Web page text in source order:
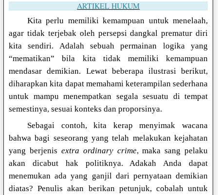
ARTIKEL HUKUM
Kita perlu memiliki kemampuan untuk menelaah,
agar tidak terjebak oleh persepsi dangkal prematur diri
kita sendiri. Adalah sebuah permainan logika yang
“mematikan” bila kita tidak memiliki kemampuan
mendasar demikian. Lewat beberapa ilustrasi berikut,
diharapkan kita dapat memahami keterampilan sederhana
untuk mampu menempatkan segala sesuatu di tempat
semestinya, sesuai konteks dan proporsinya.
Sebagai contoh, kita kerap menyimak wacana
bahwa bagi seseorang yang telah melakukan kejahatan
yang berjenis extra ordinary crime, maka sang pelaku
akan dicabut hak politiknya. Adakah Anda dapat
menemukan ada yang ganjil dari pernyataan demikian
diatas? Penulis akan berikan petunjuk, cobalah untuk